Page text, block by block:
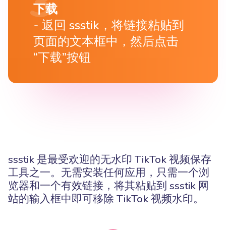
下载
返回 ssstik，将链接粘贴到
页面的文本框中，然后点击
“下载”按钮
ssstik 是最受欢迎的无水印 TikTok 视频保存
工具之一。无需安装任何应用，只需一个浏
览器和一个有效链接，将其粘贴到 ssstik 网
站的输入框中即可移除 TikTok 视频水印。